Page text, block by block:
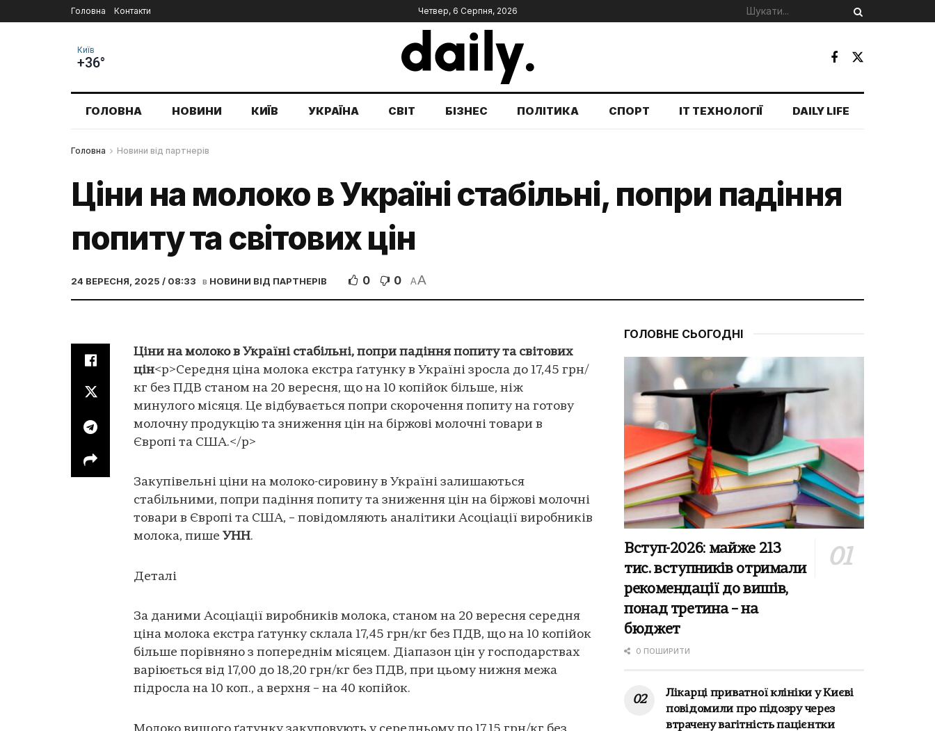
Головна Контакти Четвер, 6 Серпня, 2026
Київ
+36°
ГОЛОВНА НОВИНИ КИЇВ УКРАЇНА СВІТ БІЗНЕС ПОЛІТИКА СПОРТ IT ТЕХНОЛОГІЇ DAILY LIFE
Головна Новини від партнерів
Ціни на молоко в Україні стабільні, попри падіння
попиту та світових цін
24 ВЕРЕСНЯ, 2025 / 08:33 в НОВИНИ ВІД ПАРТНЕРІВ 0 0 AA
Ціни на молоко в Україні стабільні, попри падіння попиту та світових
цін<p>Середня ціна молока екстра ґатунку в Україні зросла до 17,45 грн/
кг без ПДВ станом на 20 вересня, що на 10 копійок більше, ніж
минулого місяця. Це відбувається попри скорочення попиту на готову
молочну продукцію та зниження цін на біржові молочні товари в
Європі та США.</p>
Закупівельні ціни на молоко-сировину в Україні залишаються
стабільними, попри падіння попиту та зниження цін на біржові молочні
товари в Європі та США, – повідомляють аналітики Асоціації виробників
молока, пише УНН.
Деталі
За даними Асоціації виробників молока, станом на 20 вересня середня
ціна молока екстра ґатунку склала 17,45 грн/кг без ПДВ, що на 10 копійок
більше порівняно з попереднім місяцем. Діапазон цін у господарствах
варіюється від 17,00 до 18,20 грн/кг без ПДВ, при цьому нижня межа
підросла на 10 коп., а верхня – на 40 копійок.
ГОЛОВНЕ СЬОГОДНІ
Вступ-2026: майже 213
тис. вступників отримали
рекомендації до вишів,
понад третина – на
бюджет
0 ПОШИРИТИ
Лікарці приватної клініки у Києві
повідомили про підозру через
втрачену вагітність пацієнтки